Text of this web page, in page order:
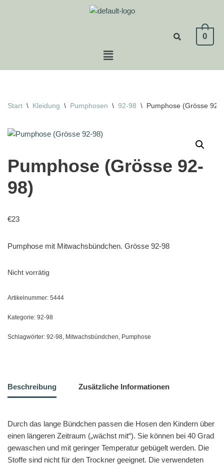
0
Start \ Kleidung \ Pumphosen \ 92-98 \ Pumphose (Grösse 92-
Pumphose (Grösse 92-
98)
€23
Pumphose mit Mitwachsbündchen. Grösse 92-98
Nicht vorrätig
Artikelnummer: 5444
Kategorie: 92-98
Schlagwörter: 92-98, Mitwachsbündchen, Pumphose
Beschreibung Zusätzliche Informationen
Durch das lange Bündchen passen die Hosen den Kindern über
einen längeren Zeitraum („wächst mit“). Sie können bei 40 Grad
gewaschen und mit geringer Temperatur gebügelt werden. Die
Stoffe sind nicht für den Trockner geeignet. Die verwendeten